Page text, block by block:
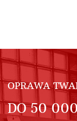
OPRAWA
DO50